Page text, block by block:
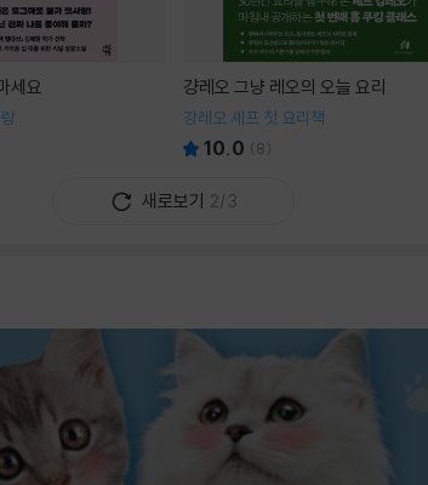
세요 걍레오 그냥 레오의 오늘 요리
강레오 셰프 첫 요리책
10.0 (8)
새로보기 2/3